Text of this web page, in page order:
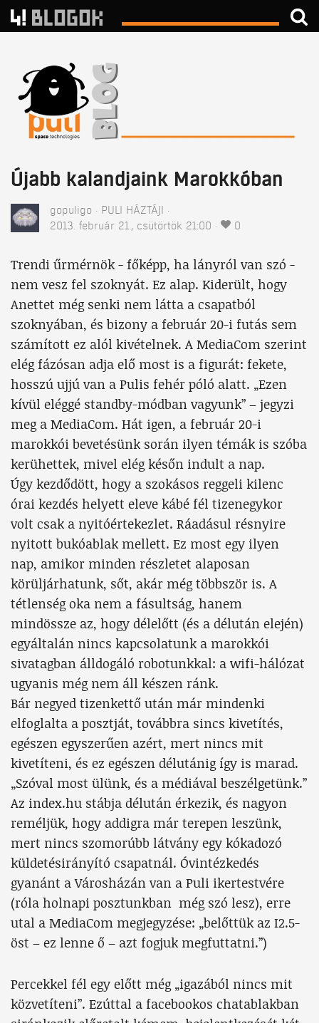
Újabb kalandjaink Marokkóban
gopuligo
PULI HÁZTÁJI
2013. február 21., csütörtök 21:00
0
Trendi űrmérnök - főképp, ha lányról van szó -
nem vesz fel szoknyát. Ez alap. Kiderült, hogy
Anettet még senki nem látta a csapatból
szoknyában, és bizony a február 20-i futás sem
számított ez alól kivételnek. A MediaCom szerint
elég fázósan adja elő most is a figurát: fekete,
hosszú ujjú van a Pulis fehér póló alatt. „Ezen
kívül eléggé standby-módban vagyunk” – jegyzi
meg a MediaCom. Hát igen, a február 20-i
marokkói bevetésünk során ilyen témák is szóba
kerühettek, mivel elég későn indult a nap.
Úgy kezdődött, hogy a szokásos reggeli kilenc
órai kezdés helyett eleve kábé fél tizenegykor
volt csak a nyitóértekezlet. Ráadásul résnyire
nyitott bukóablak mellett. Ez most egy ilyen
nap, amikor minden részletet alaposan
körüljárhatunk, sőt, akár még többször is. A
tétlenség oka nem a fásultság, hanem
mindössze az, hogy délelőtt (és a délután elején)
egyáltalán nincs kapcsolatunk a marokkói
sivatagban álldogáló robotunkkal: a wifi-hálózat
ugyanis még nem áll készen ránk.
Bár negyed tizenkettő után már mindenki
elfoglalta a posztját, továbbra sincs kivetítés,
egészen egyszerűen azért, mert nincs mit
kivetíteni, és ez egészen délutánig így is marad.
„Szóval most ülünk, és a médiával beszélgetünk.”
Az index.hu stábja délután érkezik, és nagyon
reméljük, hogy addigra már terepen leszünk,
mert nincs szomorúbb látvány egy kókadozó
küldetésirányító csapatnál. Óvintézkedés
gyanánt a Városházán van a Puli ikertestvére
(róla holnapi posztunkban még szó lesz), erre
utal a MediaCom megjegyzése: „belőttük az I2.5-
öst – ez lenne ő – azt fogjuk megfuttatni.”)
Percekkel fél egy előtt még „igazából nincs mit
közvetíteni”. Ezúttal a facebookos chatablakban